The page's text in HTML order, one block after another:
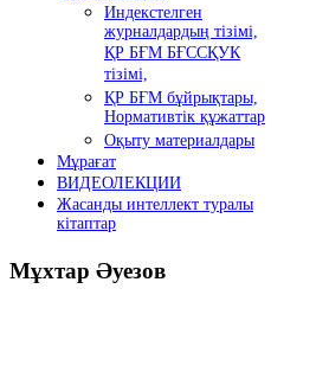
Индекстелген
журналдардың тізімі,
ҚР БҒМ БҒССҚУК
тізімі,
ҚР БҒМ бұйрықтары,
Нормативтік құжаттар
Оқыту материалдары
Мұрағат
ВИДЕОЛЕКЦИИ
Жасанды интеллект туралы
кітаптар
Мұхтар Әуезов